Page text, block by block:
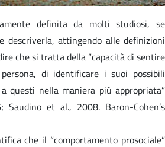
definita da molti studiosi, se
descriverla, attingendo alle definizioni
che si tratta della “capacità di sentire
di identificare i suoi possibili
questi nella maniera più appropriata”
Saudino et al., 2008. Baron-Cohen’s
che il “comportamento prosociale”